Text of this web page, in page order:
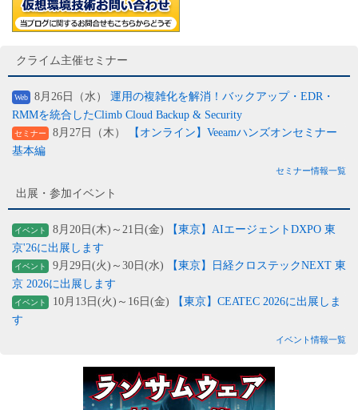
クライム主催セミナー
Web 8月26日（水） 運用の複雑化を解消！バックアップ・EDR・
RMMを統合したClimb Cloud Backup & Security
セミナー 8月27日（木）
【オンライン】Veeamハンズオンセミナー
基本編
セミナー情報一覧
出展・参加イベント
イベント 8月20日(木)～21日(金)
【東京】AIエージェントDXPO 東
京'26に出展します
イベント 9月29日(火)～30日(水)
【東京】日経クロステックNEXT 東
京 2026に出展します
イベント 10月13日(火)～16日(金)
【東京】CEATEC 2026に出展しま
す
イベント情報一覧